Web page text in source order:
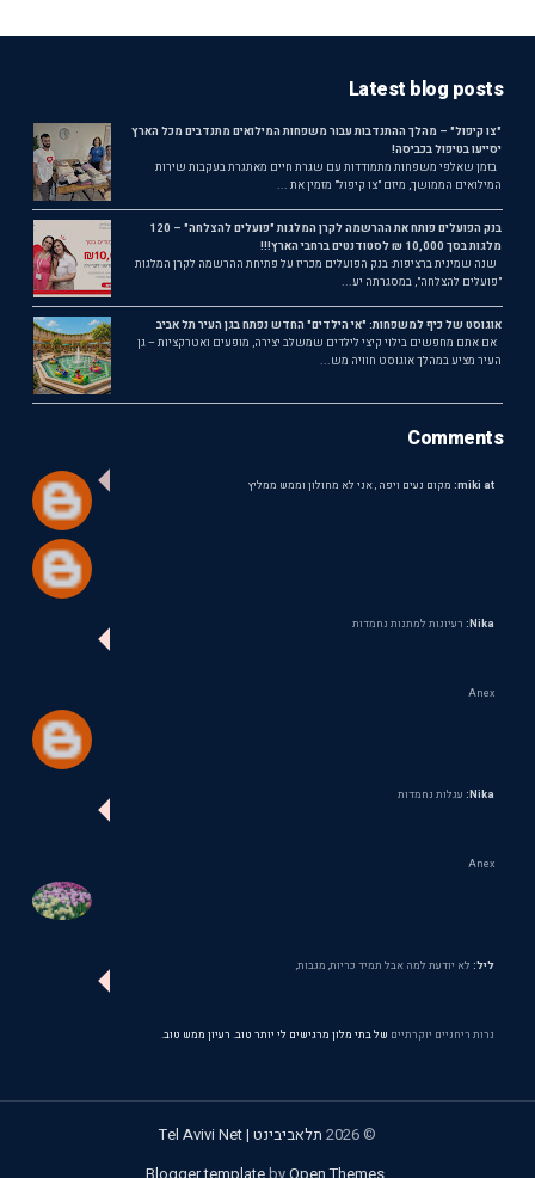
Latest blog posts
"צו קיפול" – מהלך ההתנדבות עבור משפחות המילואים מתנדבים מכל הארץ
יסייעו בטיפול בכביסה!
בזמן שאלפי משפחות מתמודדות עם שגרת חיים מאתגרת בעקבות שירות
המילואים הממושך, מיזם "צו קיפול" מזמין את ...
בנק הפועלים פותח את ההרשמה לקרן המלגות "פועלים להצלחה" – 120
מלגות בסך 10,000 ₪ לסטודנטים ברחבי הארץ!!!
שנה שמינית ברציפות: בנק הפועלים מכריז על פתיחת ההרשמה לקרן המלגות
"פועלים להצלחה", במסגרתה יע...
אוגוסט של כיף למשפחות: "אי הילדים" החדש נפתח בגן העיר תל אביב
אם אתם מחפשים בילוי קיצי לילדים שמשלב יצירה, מופעים ואטרקציות – גן
העיר מציע במהלך אוגוסט חוויה מש...
Comments
miki at: מקום נעים ויפה , אני לא מחולון וממש ממליץ
Nika: רעיונות למתנות נחמדות
Anex
Nika: עגלות נחמדות
Anex
ליל: לא יודעת למה אבל תמיד כריות, מגבות,
נרות ריחניים יוקרתיים של בתי מלון מרגישים לי יותר טוב. רעיון ממש טוב.
©
2026 תלאביבינט | Tel Avivi Net